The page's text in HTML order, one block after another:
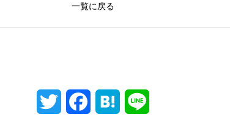
一覧に戻る
Twitter FacebookHatena